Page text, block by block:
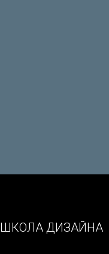
ШКОЛА ДИЗАЙНА